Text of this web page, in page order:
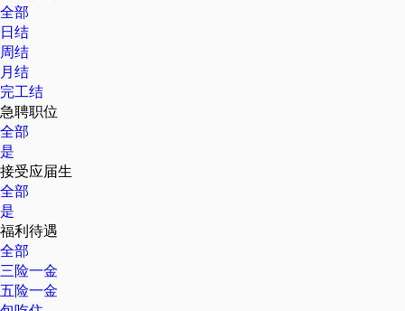
全部
日结
周结
月结
完工结
急聘职位
全部
是
接受应届生
全部
是
福利待遇
全部
三险一金
五险一金